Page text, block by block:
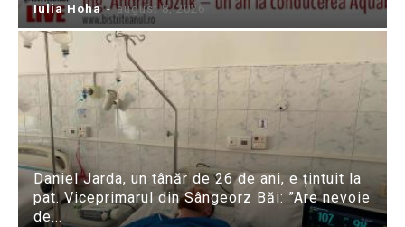
Iulia Hoha - august 8, 2026
Daniel Jarda, un tânăr de 26 de ani, e țintuit la
pat. Viceprimarul din Sângeorz Băi: ”Are nevoie
de...